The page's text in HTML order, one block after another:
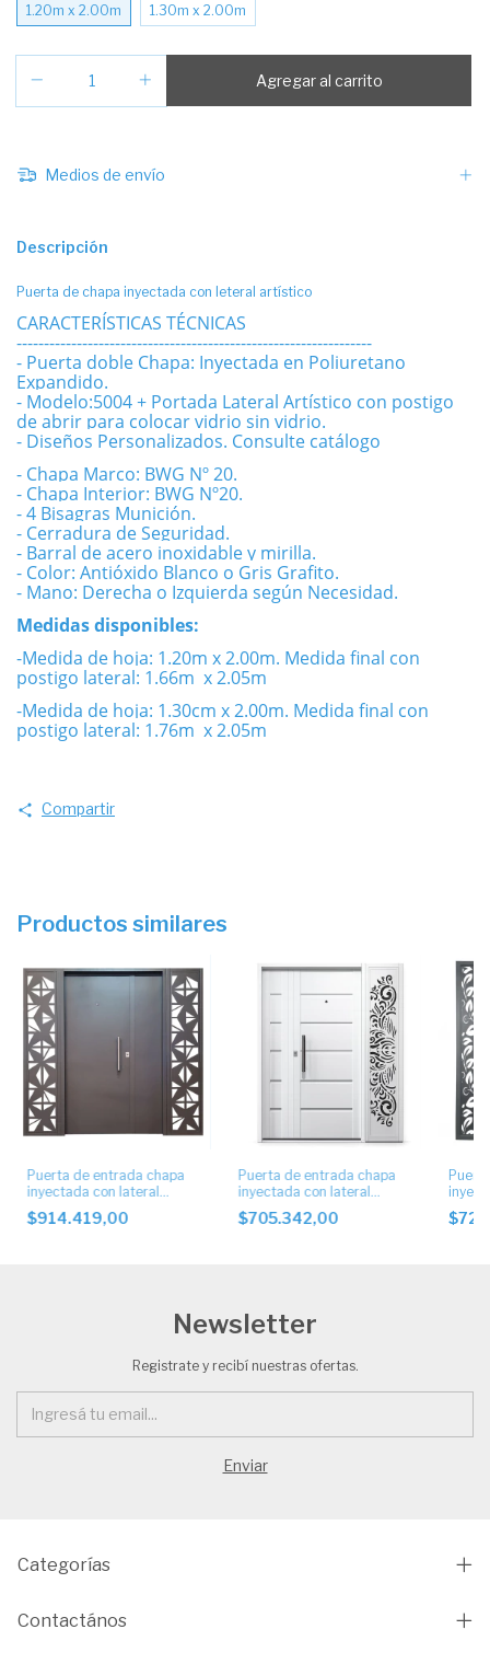
1.20m x 2.00m 1.30m x 2.00m
Medios de envío
Descripción
Puerta de chapa inyectada con leteral artístico
CARACTERÍSTICAS TÉCNICAS
-----------------------------------------------------------------
- Puerta doble Chapa: Inyectada en Poliuretano
Expandido.
- Modelo:5004 + Portada Lateral Artístico con postigo
de abrir para colocar vidrio sin vidrio.
- Diseños Personalizados. Consulte catálogo
- Chapa Marco: BWG Nº 20.
- Chapa Interior: BWG Nº20.
- 4 Bisagras Munición.
- Cerradura de Seguridad.
- Barral de acero inoxidable y mirilla.
- Color: Antióxido Blanco o Gris Grafito.
- Mano: Derecha o Izquierda según Necesidad.
Medidas disponibles:
-Medida de hoja: 1.20m x 2.00m. Medida final con
postigo lateral: 1.66m x 2.05m
-Medida de hoja: 1.30cm x 2.00m. Medida final con
postigo lateral: 1.76m x 2.05m
Compartir
Productos similares
Puerta de entrada chapa
inyectada con lateral
artístico. Cod 5004
$914.419,00
Puerta de entrada chapa
inyectada con lateral
artístico. Cod 7011
$705.342,00
Newsletter
Registrate y recibí nuestras ofertas.
Categorías
Contactános